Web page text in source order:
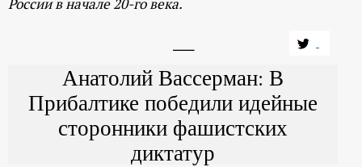
Анатолий Вассерман: В
Прибалтике победили идейные
сторонники фашистских
диктатур